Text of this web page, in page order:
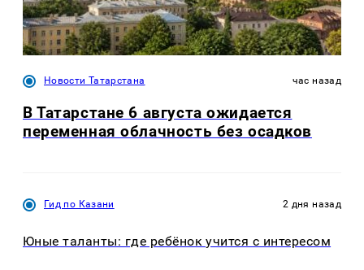
Новости Татарстана час назад
В Татарстане 6 августа ожидается
переменная облачность без осадков
Гид по Казани 2 дня назад
Юные таланты: где ребёнок учится с интересом